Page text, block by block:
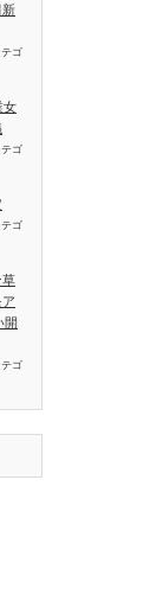
新
テゴ
女
テゴ
テゴ
草
開
テゴ